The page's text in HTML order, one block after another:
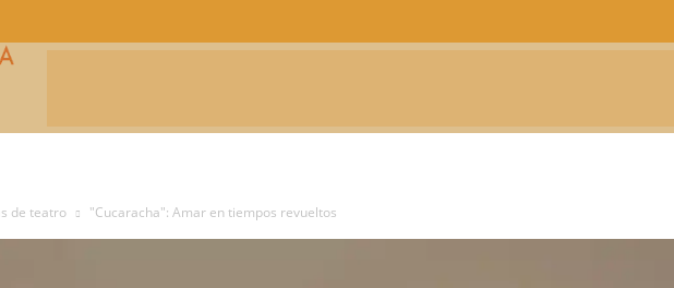
de teatro "Cucaracha": Amar en tiempos revueltos